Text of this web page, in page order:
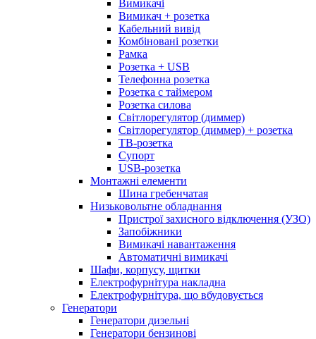
Вимикачі
Вимикач + розетка
Кабельний вивід
Комбіновані розетки
Рамка
Розетка + USB
Телефонна розетка
Розетка с таймером
Розетка силова
Світлорегулятор (диммер)
Світлорегулятор (диммер) + розетка
ТВ-розетка
Супорт
USB-розетка
Монтажні елементи
Шина гребенчатая
Низьковольтне обладнання
Пристрої захисного відключення (УЗО)
Запобіжники
Вимикачі навантаження
Автоматичні вимикачі
Шафи, корпусу, щитки
Електрофурнітура накладна
Електрофурнітура, що вбудовується
Генератори
Генератори дизельні
Генератори бензинові